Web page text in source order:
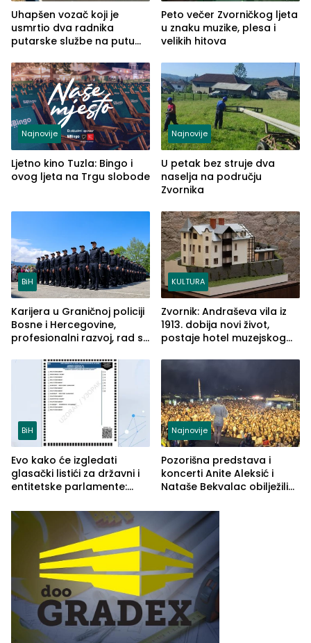
Uhapšen vozač koji je
usmrtio dva radnika
putarske službe na putu
(FOTO)
Peto večer Zvorničkog ljeta
u znaku muzike, plesa i
velikih hitova
Najnovije
Ljetno kino Tuzla: Bingo i
ovog ljeta na Trgu slobode
Najnovije
U petak bez struje dva
naselja na području
Zvornika
BiH
Karijera u Graničnoj policiji
Bosne i Hercegovine,
profesionalni razvoj, rad sa
služba građanima
KULTURA
Zvornik: Andraševa vila iz
1913. dobija novi život,
postaje hotel muzejskog
BiH
Evo kako će izgledati
glasački listići za državni i
entitetske parlamente:
vidljive na njima
Najnovije
Pozorišna predstava i
koncerti Anite Aleksić i
Nataše Bekvalac obilježili
ljeta (FOTO)